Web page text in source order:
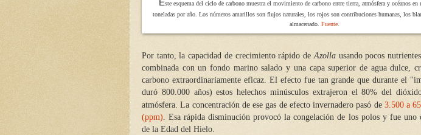
Este esquema del ciclo de carbono muestra el movimiento de carbono entre tierra, atmósfera y océanos
toneladas por año. Los números amarillos son flujos naturales, los rojos son contribuciones humanas, los
almacenado. Fuente
Por tanto, la capacidad de crecimiento rápido de Azollausando pocos
combinada con un fondo marino salado y una capa superior de agua dulce,
carbono extraordinariamente eficaz. El efecto fue tan grande que durante el
duró 800.000 años) estos helechos minúsculos extrajeron el 80% del
atmósfera. La concentración de ese gas de efecto invernadero pasó de 3.500 a
(ppm). Esa rápida disminución provocó la congelación de los polos y fue uno
de la Edad del Hielo.